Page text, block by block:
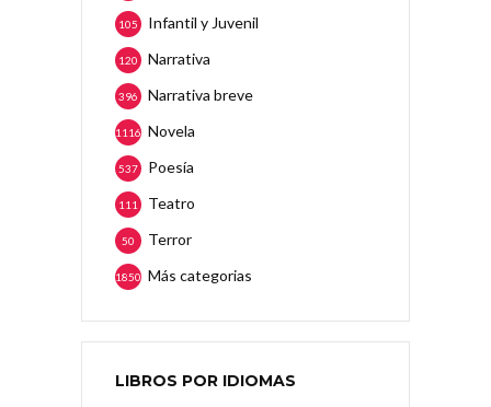
Infantil y Juvenil
105
Narrativa
120
Narrativa breve
396
Novela
1116
Poesía
537
Teatro
111
Terror
50
Más categorias
1850
LIBROS POR IDIOMAS